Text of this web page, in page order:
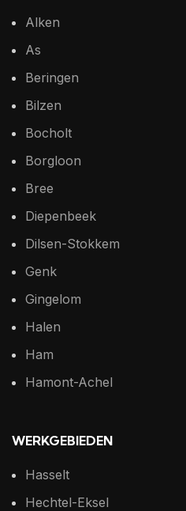
Alken
As
Beringen
Bilzen
Bocholt
Borgloon
Bree
Diepenbeek
Dilsen-Stokkem
Genk
Gingelom
Halen
Ham
Hamont-Achel
WERKGEBIEDEN
Hasselt
Hechtel-Eksel